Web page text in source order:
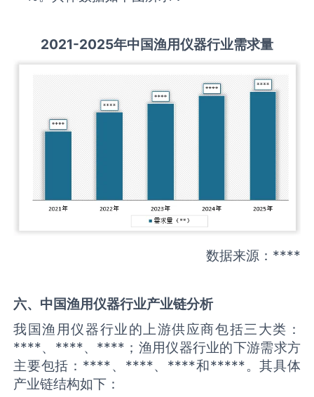
2021-2025年中国渔用仪器行业需求量
数据来源：****
六、中国渔用仪器行业产业链分析
我国渔用仪器行业的上游供应商包括三大类：
****、****、****；渔用仪器行业的下游需求方
主要包括：****、****、****和*****。其具体
产业链结构如下：